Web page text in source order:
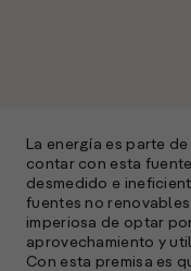
La energía es parte
contar con esta
desmedido e
fuentes no
imperiosa de optar
aprovechamiento y
Con esta premisa es